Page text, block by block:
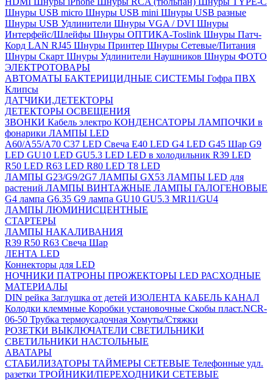
Шнуры USB micro Шнуры USB mini Шнуры USB разные
Шнуры USB Удлинители Шнуры VGA / DVI Шнуры
Интерфейс/Шлейфы Шнуры ОПТИКА-Toslink Шнуры Патч-
Корд LAN RJ45 Шнуры Принтер Шнуры Сетевые/Питания
Шнуры Скарт Шнуры Удлинители Наушников Шнуры ФОТО
ЭЛЕКТРОТОВАРЫ
АВТОМАТЫ БАКТЕРИЦИДНЫЕ СИСТЕМЫ Гофра ПВХ
Клипсы
ДАТЧИКИ,ДЕТЕКТОРЫ
ДЕТЕКТОРЫ ОСВЕЩЕНИЯ
ЗВОНКИ Кабель электро КОНДЕНСАТОРЫ ЛАМПОЧКИ в
фонарики ЛАМПЫ LED
A60/A55/A70 C37 LED Свеча E40 LED G4 LED G45 Шар G9
LED GU10 LED GU5.3 LED LED в холодильник R39 LED
R50 LED R63 LED R80 LED T8 LED
ЛАМПЫ G23/G9/2G7 ЛАМПЫ GX53 ЛАМПЫ LED для
растений ЛАМПЫ ВИНТАЖНЫЕ ЛАМПЫ ГАЛОГЕНОВЫЕ
G4 лампа G6.35 G9 лампа GU10 GU5.3 MR11/GU4
ЛАМПЫ ЛЮМИНИСЦЕНТНЫЕ
СТАРТЕРЫ
ЛАМПЫ НАКАЛИВАНИЯ
R39 R50 R63 Свеча Шар
ЛЕНТА LED
Коннекторы для LED
НОЧНИКИ ПАТРОНЫ ПРОЖЕКТОРЫ LED РАСХОДНЫЕ
МАТЕРИАЛЫ
DIN рейка Заглушка от детей ИЗОЛЕНТА КАБЕЛЬ КАНАЛ
Колодки клеммные Коробки установочные Скобы пласт.NCR-
06-50 Трубка термоусадочная Хомуты/Стяжки
РОЗЕТКИ ВЫКЛЮЧАТЕЛИ СВЕТИЛЬНИКИ
СВЕТИЛЬНИКИ НАСТОЛЬНЫЕ
АВАТАРЫ
СТАБИЛИЗАТОРЫ ТАЙМЕРЫ СЕТЕВЫЕ Телефонные удл.
разетки ТРОЙНИКИ/ПЕРЕХОДНИКИ СЕТЕВЫЕ